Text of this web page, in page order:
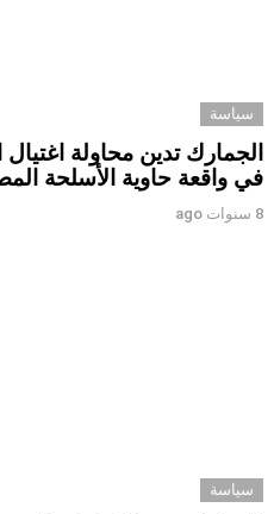
سياسة
الجمارك تدين محاولة
في واقعة حاوية الأسلحة
8 سنوات ago
سياسة